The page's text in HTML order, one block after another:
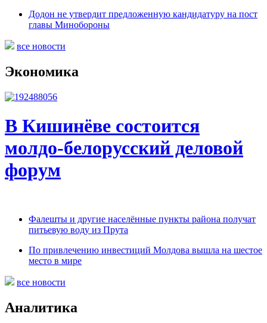
Додон не утвердит предложенную кандидатуру на пост
главы Минобороны
все новости
Экономика
В Кишинёве состоится
молдо-белорусский деловой
форум
Фалешты и другие населённые пункты района получат
питьевую воду из Прута
По привлечению инвестиций Молдова вышла на шестое
место в мире
все новости
Аналитика